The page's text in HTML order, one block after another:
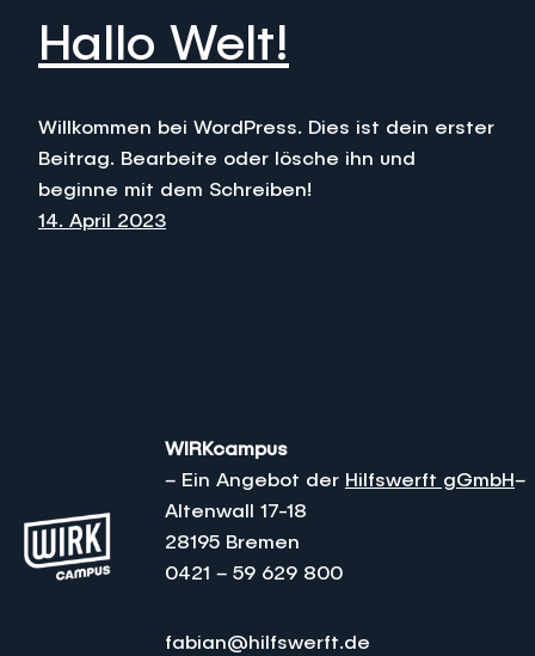
Hallo Welt!
Willkommen bei WordPress. Dies ist dein erster
Beitrag. Bearbeite oder lösche ihn und
beginne mit dem Schreiben!
14. April 2023
WIRKcampus
– Ein Angebot der Hilfswerft gGmbH–
Altenwall 17-18
28195 Bremen
0421 – 59 629 800
fabian@hilfswerft.de